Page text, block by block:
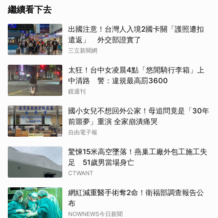
繼續看下去
出國注意！台灣人入境2國卡關「護照遭扣
遣返」 外交部證實了
三立新聞網
太狂！台中女凌晨4點「悠閒騎行李箱」上
中清路 警：違規最高罰3600
鏡週刊
國小女兒不想回外公家！母追問竟是「30年
前噩夢」重演 全家崩潰痛哭
自由電子報
驚悚15米高空墜落！燕巢工廠外包工施工失
足 51歲男當場身亡
CTWANT
網紅減重醫手術奪2命！衛福部調查報告公
布
NOWNEWS今日新聞